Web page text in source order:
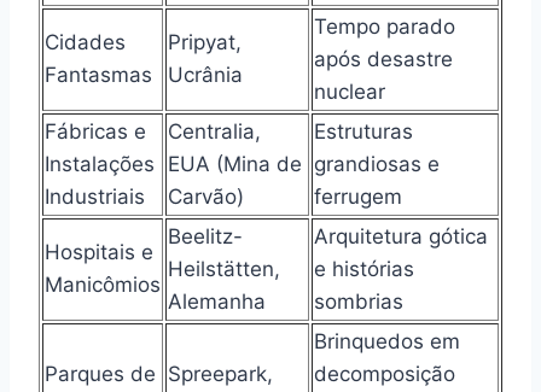
Cidades
Fantasmas
Pripyat,
Ucrânia
Tempo parado
após desastre
nuclear
Fábricas e
Instalações
Industriais
Centralia,
EUA (Mina de
Carvão)
Estruturas
grandiosas e
ferrugem
Hospitais e
Manicômios
Beelitz-
Heilstätten,
Alemanha
Arquitetura gótica
e histórias
sombrias
Parques de Spreepark,
Brinquedos em
decomposição